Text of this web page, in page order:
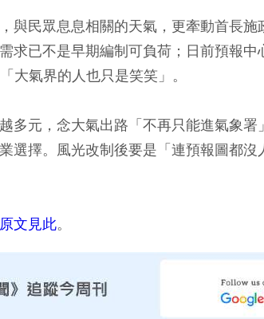
與民眾息息相關的天氣，更牽動首長
求已不是早期編制可負荷；日前預報中
大氣界的人也只是笑笑」。
多元，念大氣出路「不再只能進氣象
選擇。風光改制後要是「連預報圖都
原文見此。